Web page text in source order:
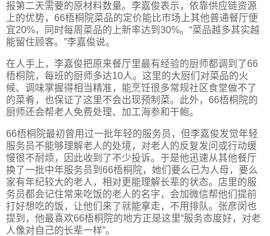
报第二天需要的原材料数量。李嘉俊表示，依靠供应链资源
上的优势，66梧桐院菜品的定价能比市场上其他普通餐厅便
宜20%，同时每周菜品的上新率达到30%。“菜品越多其实越
能留住顾客。”李嘉俊说。
在人手上，李嘉俊把原来餐厅里最有经验的厨师都调到了66
梧桐院，每班的厨师多达10人。这里的大厨们对菜品的火
候、调味掌握得相当精准，能烹饪很多常规社区食堂做不了
的菜肴，也保证了这里不会出现预制菜。此外，66梧桐院的
厨师还会帮老人免费处理、加工海参和干鲍。
66梧桐院最初曾用过一批年轻的服务员，但李嘉俊发觉年轻
服务员不能够理解老人的处境，对老人的反复发问或行动缓
慢很不耐烦，因此收到了不少投诉。于是他迅速从其他餐厅
换了一批中年服务员到66梧桐院，她们要么已为人母，要么
家有年纪较大的老人，相对更能理解长辈的状态。店里的服
务员都会记住常来吃饭的老人的名字，会加微信帮他们提前
打好想吃的饭，让他们来了就能拿走，不用排队。张彦闵也
提到，他最喜欢66梧桐院的地方正是这里“服务态度好，对老
人像对自己的长辈一样”。